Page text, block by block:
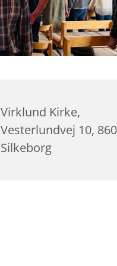
Virklund Kirke,
Vesterlundvej 10,
Silkeborg